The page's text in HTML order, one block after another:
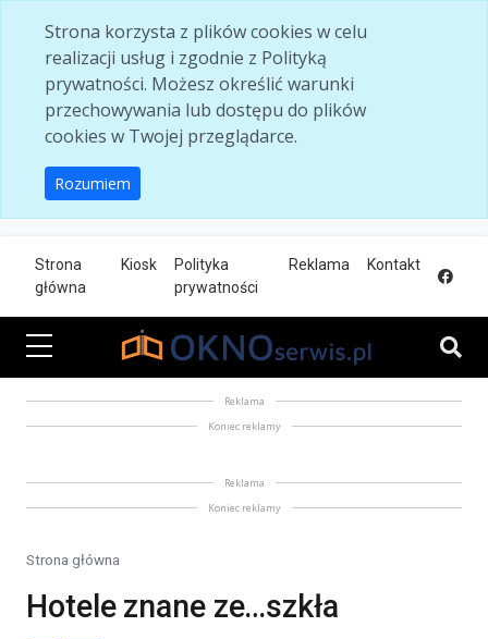
Strona korzysta z plików cookies w celu
realizacji usług i zgodnie z Polityką
prywatności. Możesz określić warunki
przechowywania lub dostępu do plików
cookies w Twojej przeglądarce.
Rozumiem
Strona
główna
Kiosk
Polityka
prywatności
Reklama Kontakt
Reklama
Koniec reklamy
Reklama
Koniec reklamy
Strona główna
Hotele znane ze…szkła